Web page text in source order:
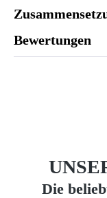
Bewertungen
Die